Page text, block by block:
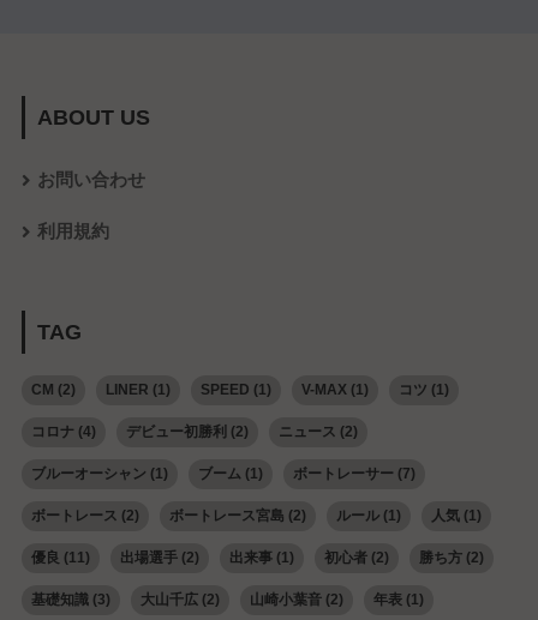
ABOUT US
お問い合わせ
利用規約
TAG
CM (2) LINER (1) SPEED (1) V-MAX(1) コツ (1)
コロナ(4) デビュー初勝利 (2) ニュース (2)
ブルーオーシャン (1) ブーム(1) ボートレーサー (7)
ボートレース (2) ボートレース宮島 (2) ルール(1) 人気(1)
優良 (11) 出場選手(2) 出来事(1) 初心者(2) 勝ち方(2)
基礎知識(3) 大山千広(2) 山崎小葉音(2) 年表(1)